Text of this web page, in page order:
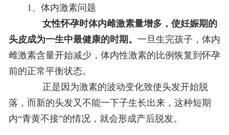
1、体内激素问题
女性怀孕时体内雌激素量增多，使妊娠期的
头皮成为一生中最健康的时期。 一旦生完孩子，体内
雌激素含量开始减少，体内性激素的比例恢复到怀孕
前的正常平衡状态。
正是因为激素的波动变化致使头发开始脱
落，而新的头发又不能一下子生长出来，这种短期
内“青黄不接”的情况，就会形成产后脱发。